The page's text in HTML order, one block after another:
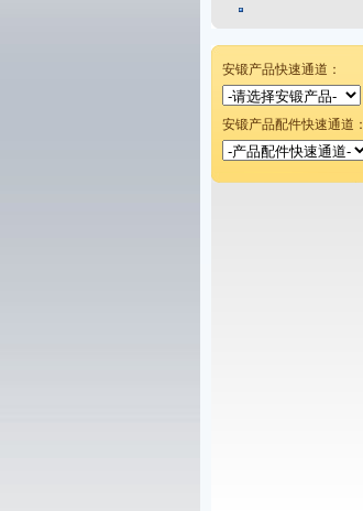
安锻产品快速通道：
安锻产品配件快速通道：